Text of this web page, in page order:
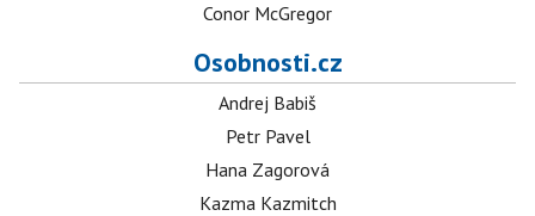
Conor McGregor
Osobnosti.cz
Andrej Babiš
Petr Pavel
Hana Zagorová
Kazma Kazmitch